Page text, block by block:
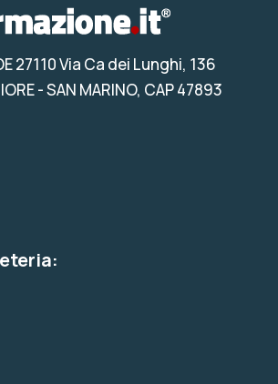
27110 Via Ca dei Lunghi, 136
- SAN MARINO, CAP 47893